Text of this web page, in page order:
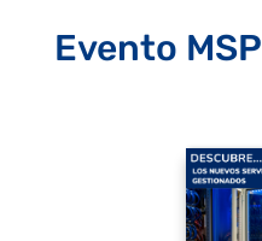
Evento MSP